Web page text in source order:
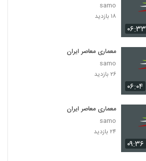
۰۶:۳۳
samo
۱۸ بازدید
۰۶:۰۴
معماری معاصر ایران
samo
۲۶ بازدید
۰۹:۳۶
معماری معاصر ایران
samo
۲۴ بازدید